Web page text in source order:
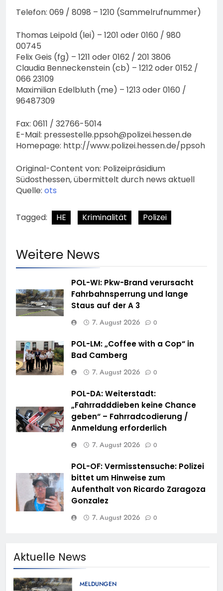
Telefon: 069 / 8098 – 1210 (Sammelrufnummer)
Thomas Leipold (lei) – 1201 oder 0160 / 980
00745
Felix Geis (fg) – 1211 oder 0162 / 201 3806
Claudia Benneckenstein (cb) – 1212 oder 0152 /
066 23109
Maximilian Edelbluth (me) – 1213 oder 0160 /
96487309
Fax: 0611 / 32766-5014
E-Mail: pressestelle.ppsoh@polizei.hessen.de
Homepage: http://www.polizei.hessen.de/ppsoh
Original-Content von: Polizeipräsidium
Südosthessen, übermittelt durch news aktuell
Quelle: ots
Tagged: HE Kriminalität Polizei
Weitere News
POL-WI: Pkw-Brand verursacht
Fahrbahnsperrung und lange
Staus auf der A 3
7. August 2026 0
POL-LM: „Coffee with a Cop“ in
Bad Camberg
7. August 2026 0
POL-DA: Weiterstadt:
„Fahrradddieben keine Chance
geben“ – Fahrradcodierung /
Anmeldung erforderlich
7. August 2026 0
POL-OF: Vermisstensuche: Polizei
bittet um Hinweise zum
Aufenthalt von Ricardo Zaragoza
Gonzalez
7. August 2026 0
Aktuelle News
MELDUNGEN